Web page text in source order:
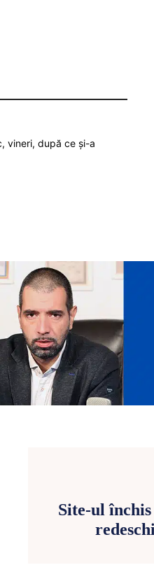
vineri, după ce și-a
Site-ul